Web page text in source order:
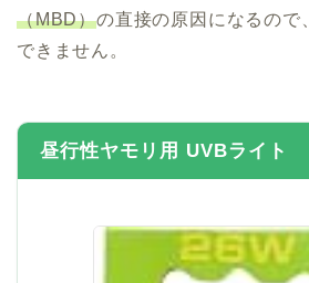
（MBD）の直接の原因になるので
できません。
昼行性ヤモリ用 UVBライト